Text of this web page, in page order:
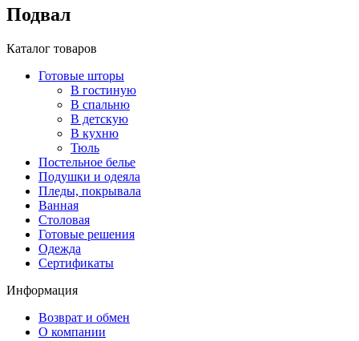
Подвал
Каталог товаров
Готовые шторы
В гостиную
В спальню
В детскую
В кухню
Тюль
Постельное белье
Подушки и одеяла
Пледы, покрывала
Ванная
Столовая
Готовые решения
Одежда
Сертификаты
Информация
Возврат и обмен
О компании